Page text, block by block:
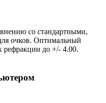
со стандартными,
очков. Оптимальный
рефракции до +/- 4.00.